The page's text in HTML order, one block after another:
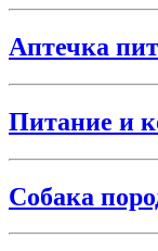
Аптечка
Питание и
Собака